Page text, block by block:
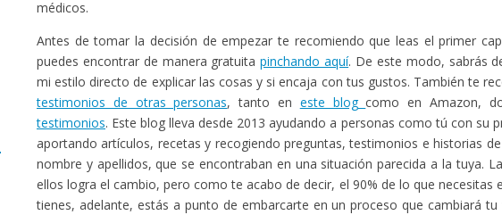
médicos.
Antes de tomar la decisión de empezar te recomiendo que leas el primer
puedes encontrar de manera gratuitapinchando aquí. De este modo, sabrás
mi estilo directo de explicar las cosas y si encaja con tus gustos. También te
testimonios de otras personas, tanto en este blogcomo en Amazon,
testimonios. Este blog lleva desde 2013 ayudando a personas como tú con su
aportando artículos, recetas y recogiendo preguntas, testimonios e historias
nombre y apellidos, que se encontraban en una situación parecida a la tuya.
ellos logra el cambio, pero como te acabo de decir, el 90% de lo que necesitas
tienes, adelante, estás a punto de embarcarte en un proceso que cambiará